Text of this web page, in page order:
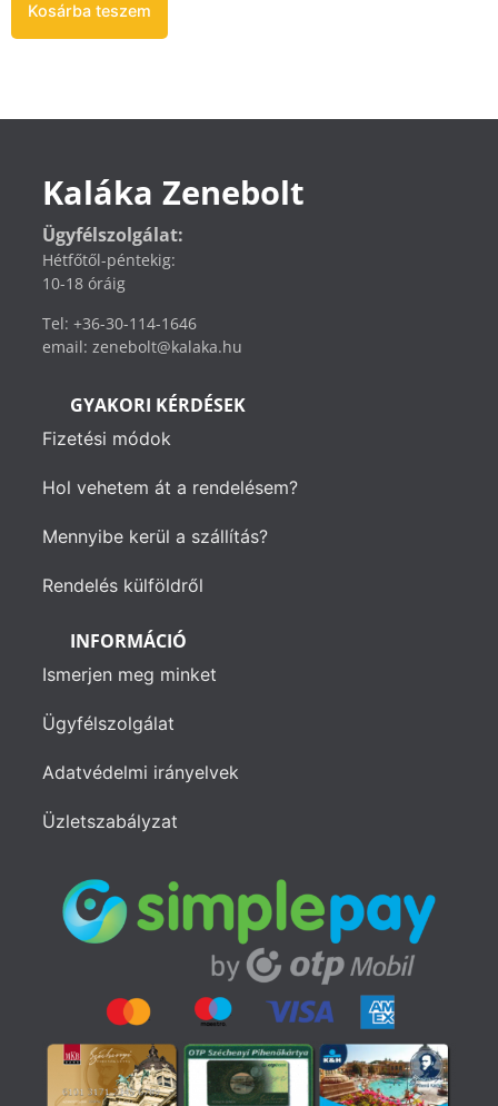
Kosárba teszem
Kaláka Zenebolt
Ügyfélszolgálat:
Hétfőtől-péntekig:
10-18 óráig
Tel: +36-30-114-1646
email: zenebolt@kalaka.hu
GYAKORI KÉRDÉSEK
Fizetési módok
Hol vehetem át a rendelésem?
Mennyibe kerül a szállítás?
Rendelés külföldről
INFORMÁCIÓ
Ismerjen meg minket
Ügyfélszolgálat
Adatvédelmi irányelvek
Üzletszabályzat